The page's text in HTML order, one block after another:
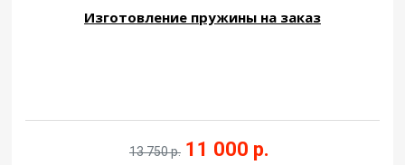
Изготовление пружины на заказ
13 750 р. 11 000 р.